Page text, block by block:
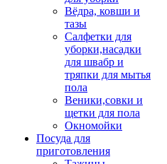
Вёдра, ковши и
тазы
Салфетки для
уборки,насадки
для швабр и
тряпки для мытья
пола
Веники,совки и
щетки для пола
Окномойки
Посуда для
приготовления